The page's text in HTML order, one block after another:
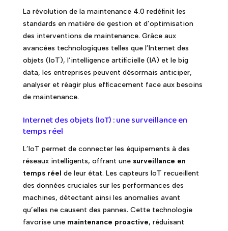
La révolution de la maintenance 4.0 redéfinit les
standards en matière de gestion et d’optimisation
des interventions de maintenance. Grâce aux
avancées technologiques telles que l’Internet des
objets (IoT), l’intelligence artificielle (IA) et le big
data, les entreprises peuvent désormais anticiper,
analyser et réagir plus efficacement face aux besoins
de maintenance.
Internet des objets (IoT) : une surveillance en
temps réel
L’IoT permet de connecter les équipements à des
réseaux intelligents, offrant une surveillance en
temps réel de leur état. Les capteurs IoT recueillent
des données cruciales sur les performances des
machines, détectant ainsi les anomalies avant
qu’elles ne causent des pannes. Cette technologie
favorise une maintenance proactive, réduisant